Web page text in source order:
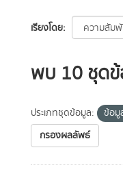
เรียงโดย
พบ 10 ชุด
ประเภทชุดข้อมูล: ข้อ
กรองผลลัพธ์